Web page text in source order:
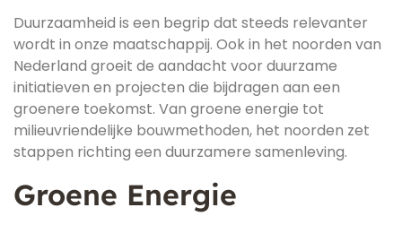
Duurzaamheid is een begrip dat steeds relevanter
wordt in onze maatschappij. Ook in het noorden van
Nederland groeit de aandacht voor duurzame
initiatieven en projecten die bijdragen aan een
groenere toekomst. Van groene energie tot
milieuvriendelijke bouwmethoden, het noorden zet
stappen richting een duurzamere samenleving.
Groene Energie